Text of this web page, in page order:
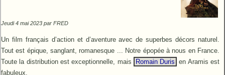
Jeudi 4 mai 2023 par FRED
Un film français d’action et d’aventure avec de superbes décors naturel.
Tout est épique, sanglant, romanesque ... Notre épopée à nous en France.
Toute la distribution est exceptionnelle, mais
Romain Duris en Aramis est
fabuleux.